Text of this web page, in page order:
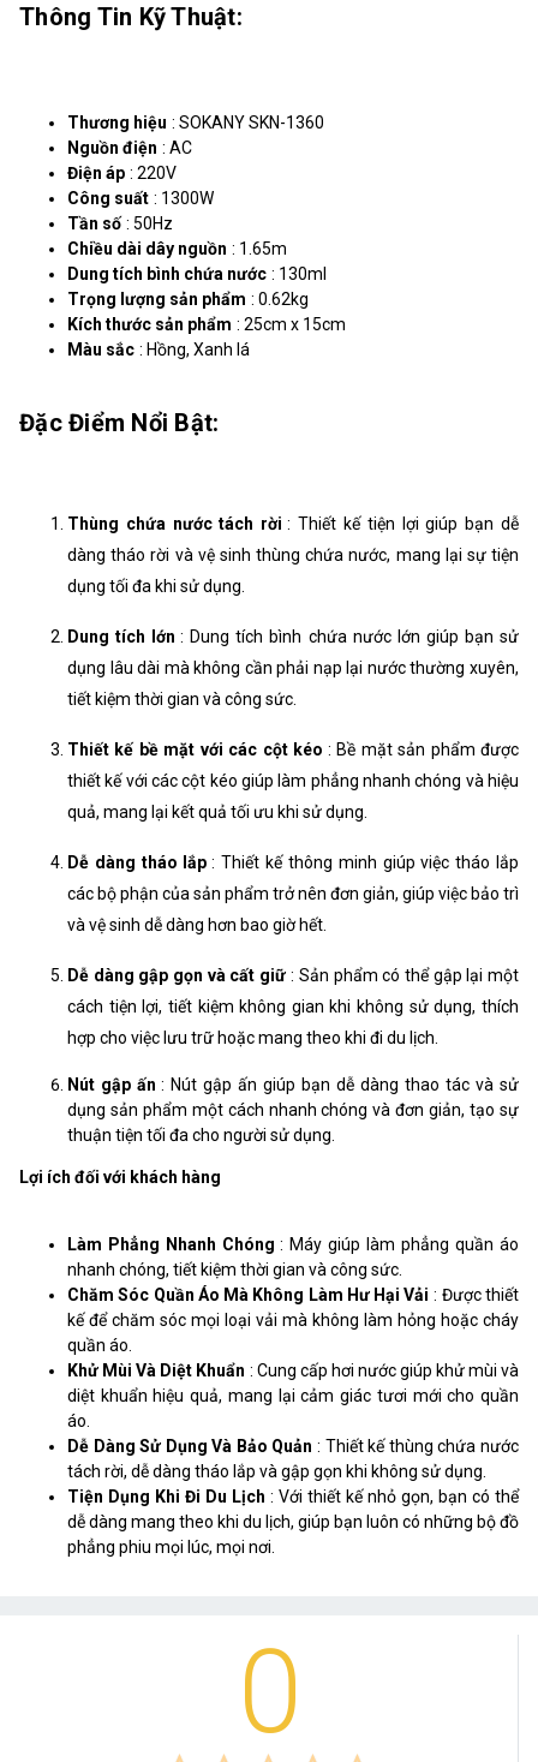
Thông Tin Kỹ Thuật:
Thương hiệu : SOKANY SKN-1360
Nguồn điện : AC
Điện áp : 220V
Công suất : 1300W
Tần số : 50Hz
Chiều dài dây nguồn : 1.65m
Dung tích bình chứa nước : 130ml
Trọng lượng sản phẩm : 0.62kg
Kích thước sản phẩm : 25cm x 15cm
Màu sắc : Hồng, Xanh lá
Đặc Điểm Nổi Bật:
Thùng chứa nước tách rời : Thiết kế tiện lợi giúp bạn dễ
dàng tháo rời và vệ sinh thùng chứa nước, mang lại sự tiện
dụng tối đa khi sử dụng.
Dung tích lớn : Dung tích bình chứa nước lớn giúp bạn sử
dụng lâu dài mà không cần phải nạp lại nước thường xuyên,
tiết kiệm thời gian và công sức.
Thiết kế bề mặt với các cột kéo : Bề mặt sản phẩm được
thiết kế với các cột kéo giúp làm phẳng nhanh chóng và hiệu
quả, mang lại kết quả tối ưu khi sử dụng.
Dễ dàng tháo lắp : Thiết kế thông minh giúp việc tháo lắp
các bộ phận của sản phẩm trở nên đơn giản, giúp việc bảo trì
và vệ sinh dễ dàng hơn bao giờ hết.
Dễ dàng gập gọn và cất giữ : Sản phẩm có thể gập lại một
cách tiện lợi, tiết kiệm không gian khi không sử dụng, thích
hợp cho việc lưu trữ hoặc mang theo khi đi du lịch.
Nút gập ấn : Nút gập ấn giúp bạn dễ dàng thao tác và sử
dụng sản phẩm một cách nhanh chóng và đơn giản, tạo sự
thuận tiện tối đa cho người sử dụng.
Lợi ích đối với khách hàng
Làm Phẳng Nhanh Chóng : Máy giúp làm phẳng quần áo
nhanh chóng, tiết kiệm thời gian và công sức.
Chăm Sóc Quần Áo Mà Không Làm Hư Hại Vải : Được thiết
kế để chăm sóc mọi loại vải mà không làm hỏng hoặc cháy
quần áo.
Khử Mùi Và Diệt Khuẩn : Cung cấp hơi nước giúp khử mùi và
diệt khuẩn hiệu quả, mang lại cảm giác tươi mới cho quần
áo.
Dễ Dàng Sử Dụng Và Bảo Quản : Thiết kế thùng chứa nước
tách rời, dễ dàng tháo lắp và gập gọn khi không sử dụng.
Tiện Dụng Khi Đi Du Lịch : Với thiết kế nhỏ gọn, bạn có thể
dễ dàng mang theo khi du lịch, giúp bạn luôn có những bộ đồ
phẳng phiu mọi lúc, mọi nơi.
0